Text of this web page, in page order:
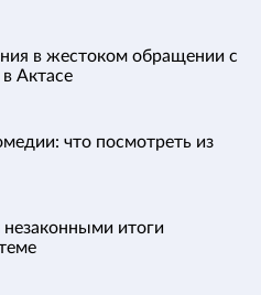
в жестоком обращении с
Актасе
что посмотреть из
итоги